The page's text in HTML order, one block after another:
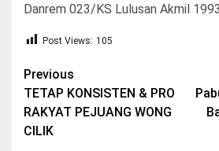
Danrem 023/KS Lulusan Akmil
Post Views: 105
Post
navigation
Previous
TETAP KONSISTEN & PRO
RAKYAT PEJUANG WONG
CILIK